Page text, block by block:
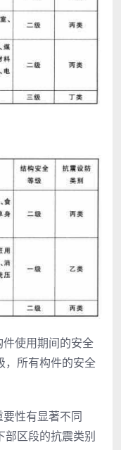
使用期间的安全
，所有构件的安全
性有显著不同
部区段的抗震类别